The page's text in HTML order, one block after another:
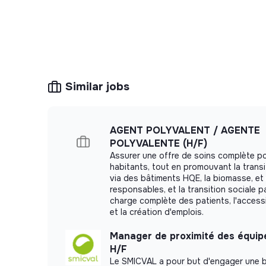
Vous serez force de proposition pour
optimiser (onboarding, comptabilité,
3. Appui sur les
développement des
Vous pilotez (ou montez en compétence
appels à projets publics et à la gestion de
consultance(UE, BPI, ministères, etc.)
coordination avec les équipes de
Similar jobs
AGENT POLYVALENT / AGENTE
POLYVALENTE (H/F)
Assurer une offre de soins complète
habitants, tout en promouvant la
via des bâtiments HQE, la biomasse,
responsables, et la transition sociale
charge complète des patients,
et la création d'emplois.
Manager de proximité des
H/F
Le SMICVAL a pour but d'engager une